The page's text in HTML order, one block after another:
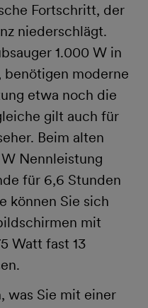
Fortschritt, der
niederschlägt.
1.000 W in
moderne
etwa noch die
gilt auch für
Beim alten
Nennleistung
für 6,6 Stunden
können Sie sich
mit
Watt fast 13
was Sie mit einer